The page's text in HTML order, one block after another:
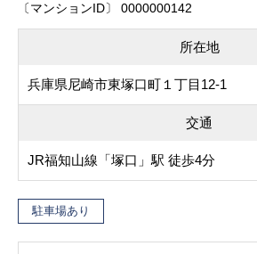
〔マンションID〕 0000000142
所在地
兵庫県尼崎市東塚口町１丁目12-1
交通
JR福知山線「塚口」駅 徒歩4分
駐車場あり